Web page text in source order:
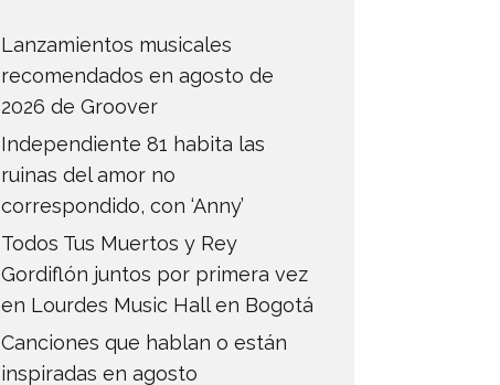
Lanzamientos musicales
recomendados en agosto de
2026 de Groover
Independiente 81 habita las
ruinas del amor no
correspondido, con ‘Anny’
Todos Tus Muertos y Rey
Gordiflón juntos por primera vez
en Lourdes Music Hall en Bogotá
Canciones que hablan o están
inspiradas en agosto